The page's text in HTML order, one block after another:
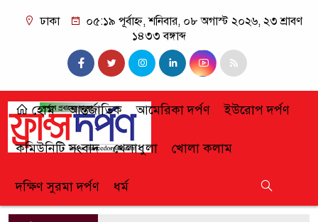
ঢাকা
০৫:১৯ পূর্বাহ্ন, শনিবার, ০৮ অগাস্ট ২০২৬, ২৩ শ্রাবণ
১৪৩৩ বঙ্গাব্দ
হোম আন্তর্জাতিক আমেরিকা দর্পণ ইউরোপ দর্পণ
কমিউনিটি সংবাদ খেলাধুলা খোলা কলাম
দক্ষিণ সুরমা দর্পণ ধর্ম